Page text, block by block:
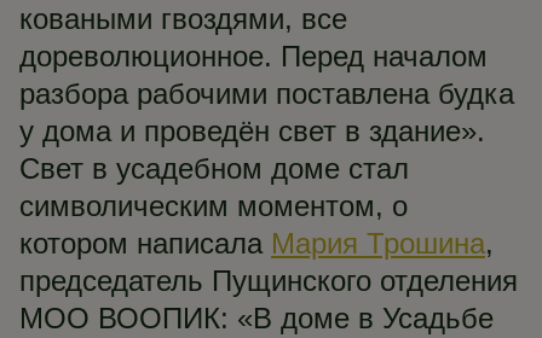
коваными гвоздями, все
дореволюционное. Перед началом
разбора рабочими поставлена будка
у дома и проведён свет в здание».
Свет в усадебном доме стал
символическим моментом, о
котором написала Мария Трошина,
председатель Пущинского отделения
МОО ВООПИК: «В доме в Усадьбе